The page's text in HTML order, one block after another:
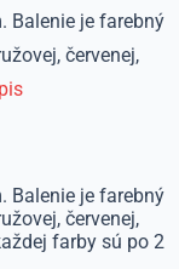
Balenie je farebný
červenej,
Balenie je farebný
červenej,
farby sú po 2